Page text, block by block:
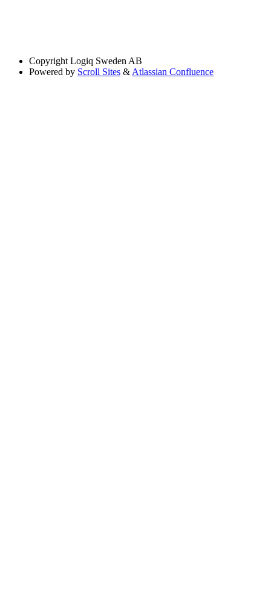
Copyright Logiq Sweden AB
Powered by Scroll Sites & Atlassian Confluence